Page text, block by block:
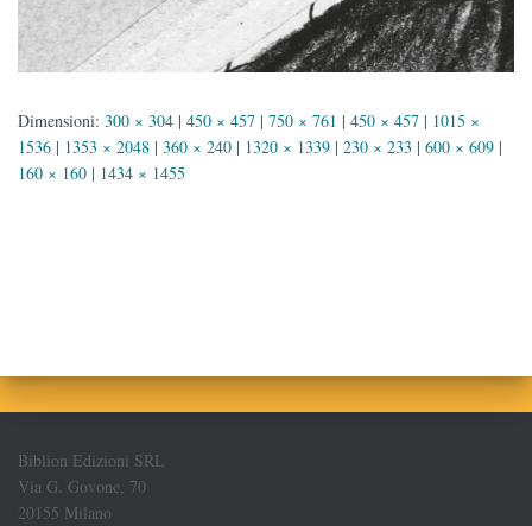
Dimensioni: 300 × 304 | 450 × 457 | 750 × 761 | 450 × 457 | 1015 ×
1536 | 1353 × 2048 | 360 × 240 | 1320 × 1339 | 230 × 233 | 600 × 609 |
160 × 160 | 1434 × 1455
Biblion Edizioni SRL
Via G. Govone, 70
20155 Milano